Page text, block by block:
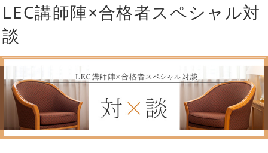
LEC講師陣×合格者スペシャル対
談